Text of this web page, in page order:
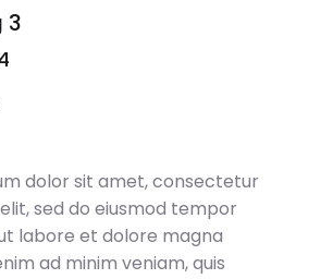
3
dolor sit amet, consectetur
sed do eiusmod tempor
labore et dolore magna
ad minim veniam, quis